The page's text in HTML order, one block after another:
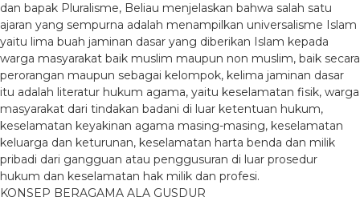
dan bapak Pluralisme, Beliau menjelaskan bahwa salah satu
ajaran yang sempurna adalah menampilkan universalisme Islam
yaitu lima buah jaminan dasar yang diberikan Islam kepada
warga masyarakat baik muslim maupun non muslim, baik secara
perorangan maupun sebagai kelompok, kelima jaminan dasar
itu adalah literatur hukum agama, yaitu keselamatan fisik, warga
masyarakat dari tindakan badani di luar ketentuan hukum,
keselamatan keyakinan agama masing-masing, keselamatan
keluarga dan keturunan, keselamatan harta benda dan milik
pribadi dari gangguan atau penggusuran di luar prosedur
hukum dan keselamatan hak milik dan profesi.
KONSEP BERAGAMA ALA GUSDUR